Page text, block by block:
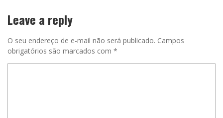
Leave a reply
O seu endereço de e-mail não será publicado. Campos
obrigatórios são marcados com *